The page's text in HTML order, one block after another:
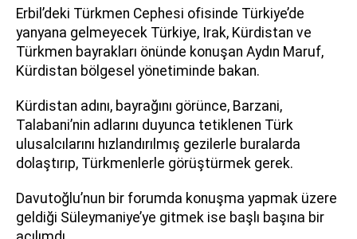
Erbil’deki Türkmen Cephesi ofisinde Türkiye’de
yanyana gelmeyecek Türkiye, Irak, Kürdistan ve
Türkmen bayrakları önünde konuşan Aydın Maruf,
Kürdistan bölgesel yönetiminde bakan.
Kürdistan adını, bayrağını görünce, Barzani,
Talabani’nin adlarını duyunca tetiklenen Türk
ulusalcılarını hızlandırılmış gezilerle buralarda
dolaştırıp, Türkmenlerle görüştürmek gerek.
Davutoğlu’nun bir forumda konuşma yapmak üzere
geldiği Süleymaniye’ye gitmek ise başlı başına bir